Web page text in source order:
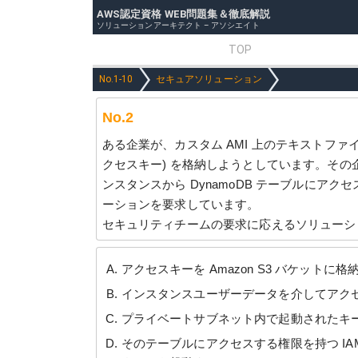
AWS認定資格 WEB問題集＆徹底解説
ソリューションアーキテクト – アソシエイト
TOP
No.1-10 セキュアソリューション
No.2
ある企業が、カスタム AMI 上のテキストファ
クセスキー) を格納しようとしています。そ
ンスタンスから DynamoDB テーブルにアク
ーションを要求しています。
セキュリティチームの要求に応えるソリュー
アクセスキーを Amazon S3 バケットに格
インスタンスユーザーデータを介してア
プライベートサブネット内で起動された
そのテーブルにアクセスする権限を持つ